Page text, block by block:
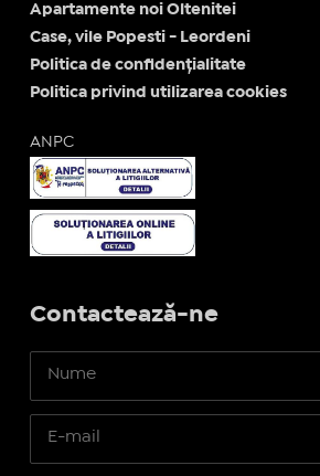
Apartamente noi Oltenitei
Case, vile Popesti - Leordeni
Politica de confidențialitate
Politica privind utilizarea cookies
ANPC
Contactează-ne